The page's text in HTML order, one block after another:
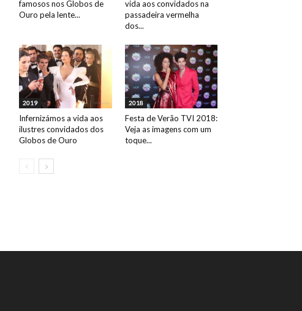
famosos nos Globos de
Ouro pela lente...
vida aos convidados na
passadeira vermelha
dos...
2019
Infernizámos a vida aos
ilustres convidados dos
Globos de Ouro
2018
Festa de Verão TVI 2018:
Veja as imagens com um
toque...